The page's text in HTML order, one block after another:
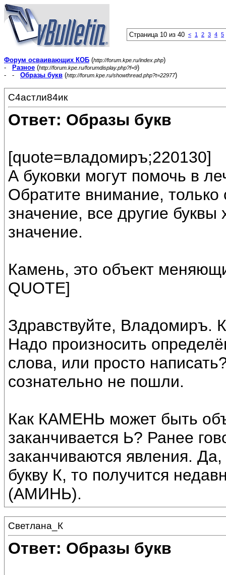
Страница 10 из 40 < 1 2 3 4 5
Форум осваивающих КОБ (http://forum.kpe.ru/index.php)
-
Разное (http://forum.kpe.ru/forumdisplay.php?f=9)
- - Образы букв (http://forum.kpe.ru/showthread.php?t=22977)
С4астли84ик
Ответ: Образы букв
[quote=владомиръ;220130]
А буковки могут помочь в
Обратите внимание,
значение, все другие
значение.
Камень, это объект
QUOTE]
Здравствуйте, Владомиръ.
Надо произносить
слова, или просто
сознательно не пошли.
Как КАМЕНЬ может быть
заканчивается Ь? Ранее
заканчиваются явления.
букву К, то получится
(АМИНЬ).
Светлана_К
Ответ: Образы букв